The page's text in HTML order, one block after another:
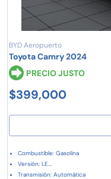
BYD Aeropuerto
Toyota Camry 2024
PRECIO JUSTO
$399,000
Combustible: Gasolina
Versión: LE...
Transmisión: Automática